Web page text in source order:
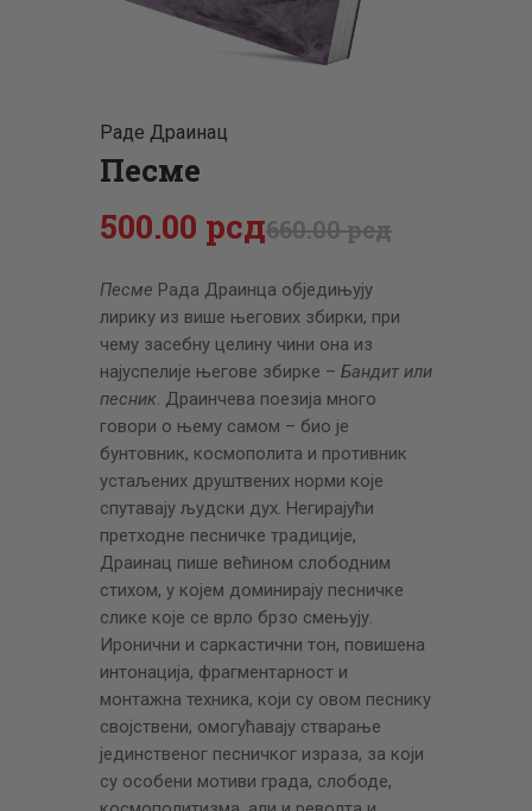
ЦЕНОВНИК
Раде Драинац
Песме
660.00рсд
500.00 рсд
Песме Рада Драинца обједињују
лирику из више његових збирки, при
чему засебну целину чини она из
најуспелије његове збирке – Бандит или
песник. Драинчева поезија много
говори о њему самом – био је
бунтовник, космополита и противник
устаљених друштвених норми које
спутавају људски дух. Негирајући
претходне песничке традиције,
Драинац пише већином слободним
стихом, у којем доминирају песничке
слике које се врло брзо смењују.
Иронични и саркастични тон, повишена
интонација, фрагментарност и
монтажна техника, који су овом песнику
својствени, омогућавају стварање
јединственог песничког израза, за који
су особени мотиви града, слободе,